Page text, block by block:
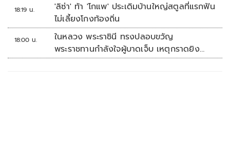
18:19 น.
'ลิซ่า' ท้า 'โกแพ' ประเดิมบ้านใหญ่สตูลที่แรกฟัน
ไม่เลี้ยงโกงท้องถิ่น
18:00 น.
ในหลวง พระราชินี ทรงปลอบขวัญ
พระราชทานกำลังใจผู้บาดเจ็บ เหตุกราดยิง
รร.เทพศิรินทร์นนทบุรี